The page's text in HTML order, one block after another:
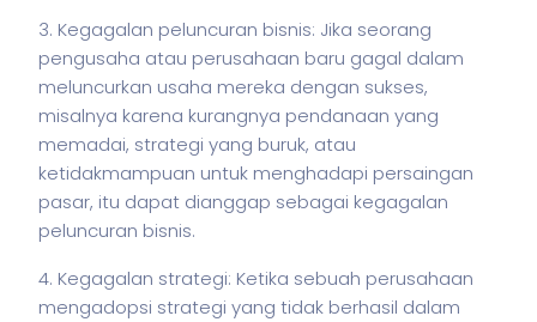
3. Kegagalan peluncuran bisnis: Jika seorang
pengusaha atau perusahaan baru gagal dalam
meluncurkan usaha mereka dengan sukses,
misalnya karena kurangnya pendanaan yang
memadai, strategi yang buruk, atau
ketidakmampuan untuk menghadapi persaingan
pasar, itu dapat dianggap sebagai kegagalan
peluncuran bisnis.
4. Kegagalan strategi: Ketika sebuah perusahaan
mengadopsi strategi yang tidak berhasil dalam